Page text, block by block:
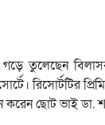
তুলেছেন
রিসোর্টটির
করেন ছোট ভাই ডা.